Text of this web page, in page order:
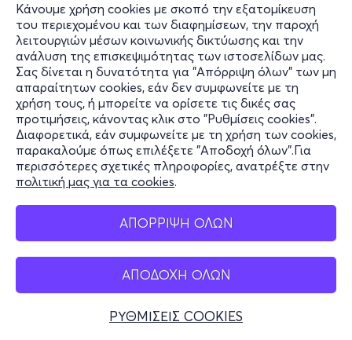
Κάνουμε χρήση cookies με σκοπό την εξατομίκευση
του περιεχομένου και των διαφημίσεων, την παροχή
λειτουργιών μέσων κοινωνικής δικτύωσης και την
ανάλυση της επισκεψιμότητας των ιστοσελίδων μας.
Σας δίνεται η δυνατότητα για "Απόρριψη όλων" των μη
απαραίτητων cookies, εάν δεν συμφωνείτε με τη
χρήση τους, ή μπορείτε να ορίσετε τις δικές σας
προτιμήσεις, κάνοντας κλικ στο "Ρυθμίσεις cookies".
Διαφορετικά, εάν συμφωνείτε με τη χρήση των cookies,
παρακαλούμε όπως επιλέξετε "Αποδοχή όλων".Για
περισσότερες σχετικές πληροφορίες, ανατρέξτε στην
πολιτική μας για τα cookies.
ΑΠΟΡΡΙΨΗ ΟΛΩΝ
ΑΠΟΔΟΧΗ ΟΛΩΝ
ΡΥΘΜΙΣΕΙΣ COOKIES